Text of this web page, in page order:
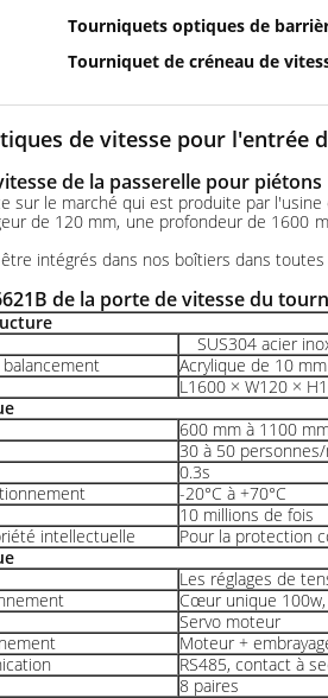
Tourniquets optiques de
Tourniquet de créneau de
de vitesse pour l'entrée
de la passerelle pour piétons
sur le marché qui est produite par l'usine
de 120 mm, une profondeur de 1600
intégrés dans nos boîtiers dans
de la porte de vitesse du
SUS304 acier
Acrylique de 10 mm
L1600 × W120 ×
600 mm à 1100
30 à 50
0.3s
-20°C à +70°C
10 millions de fois
intellectuelle
Pour la protection
Les réglages de
Cœur unique
Servo moteur
Moteur +
RS485, contact à
8 paires